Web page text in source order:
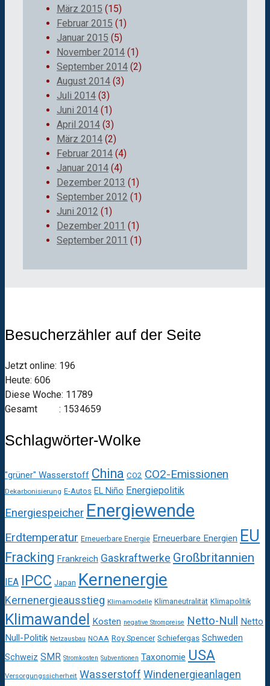
März 2015 (15)
Februar 2015 (1)
Januar 2015 (5)
November 2014 (1)
September 2014 (2)
August 2014 (3)
Juli 2014 (3)
Juni 2014 (1)
April 2014 (3)
März 2014 (2)
Februar 2014 (4)
Januar 2014 (4)
Dezember 2013 (1)
September 2012 (1)
Juni 2012 (1)
Dezember 2011 (1)
September 2011 (1)
Besucherzähler auf der Seite
Jetzt online: 196
Heute: 606
Diese Woche: 11789
Gesamt : 1534659
Schlagwörter-Wolke
"grüner" Wasserstoff China CO2 CO2-Emissionen
Dekarbonisierung E-Autos EL Niño Energiepolitik
Energiespeicher Energiewende
Erdtemperatur Erneuerbare Energie Erneuerbare Energien EU
Fracking Frankreich Gaskraftwerke Großbritannien
IEA IPCC Japan Kernenergie
Kernenergieausstieg Klimamodelle Klimaneutralität Klimapolitik
Klimawandel Kosten negative Strompreise Netto-Null Netto
Null-Politik Netzausbau NOAA Roy Spencer Schiefergas Schweden
Schweiz SMR Stromkosten Subventionen Taxonomie USA
Versorgungssicherheit Wasserstoff Windenergieanlagen